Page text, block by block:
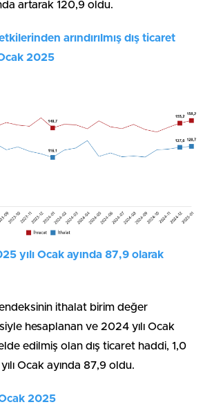
artarak 120,9 oldu.
arındırılmış dış ticaret
2025
yılı Ocak ayında 87,9 olarak
ithalat birim değer
hesaplanan ve 2024 yılı Ocak
edilmiş olan dış ticaret haddi, 1,0
Ocak ayında 87,9 oldu.
2025